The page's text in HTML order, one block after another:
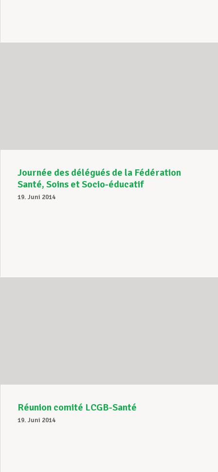
Journée des délégués de la Fédération
Santé, Soins et Socio-éducatif
19. Juni 2014
Réunion comité LCGB-Santé
19. Juni 2014